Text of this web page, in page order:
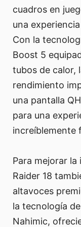
cuadros en
una
Con la
Boost 5
tubos de calor,
rendimiento
una pantalla
para una
increíblemente
Para mejorar la
Raider 18
altavoces
la tecnología
Nahimic,